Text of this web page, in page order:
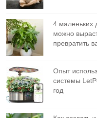
4 маленьких
можно
превратить
Опыт
системы
год